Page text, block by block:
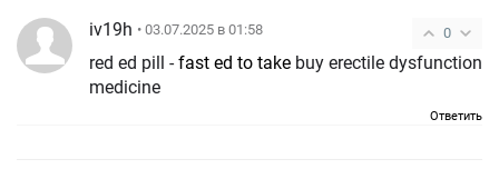
0
iv19h • 03.07.2025 в 01:58
red ed pill -fast ed to take buy erectile dysfunction
medicine
Ответить